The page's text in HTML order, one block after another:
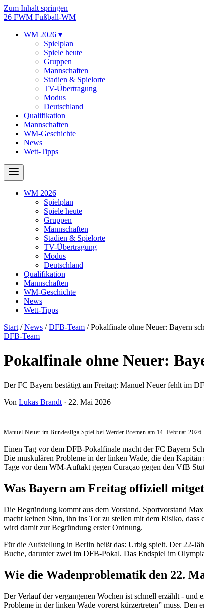
Zum Inhalt springen
26 FWM Fußball-WM
WM 2026 ▾
Spielplan
Spiele heute
Gruppen
Mannschaften
Stadien & Spielorte
TV-Übertragung
Modus
Deutschland
Qualifikation
Mannschaften
WM-Geschichte
News
Wett-Tipps
WM 2026
Spielplan
Spiele heute
Gruppen
Mannschaften
Stadien & Spielorte
TV-Übertragung
Modus
Deutschland
Qualifikation
Mannschaften
WM-Geschichte
News
Wett-Tipps
Start /News /DFB-Team /Pokalfinale ohne Neuer: Bayern
DFB-Team
Pokalfinale ohne Neuer:
Der FC Bayern bestätigt am Freitag: Manuel Neuer fehlt im
Von Lukas Brandt · 22. Mai 2026
Manuel Neuer im Bundesliga-Spiel bei Werder Bremen am 14. Februar
Einen Tag vor dem DFB-Pokalfinale macht der FC Bayern
Die muskulären Probleme in der linken Wade, die den
Tage vor dem WM-Auftakt gegen Curaçao gegen den VfB
Was Bayern am Freitag offiziell
Die Begründung kommt aus dem Vorstand. Sportvorstand
macht keinen Sinn, ihn ins Tor zu stellen mit dem Risiko,
wird damit zur Begründung erster Ordnung.
Für die Aufstellung in Berlin heißt das: Urbig spielt. Der 22-
Buche, darunter zwei im DFB-Pokal. Das Endspiel im
Wie die Wadenproblematik den 22.
Der Verlauf der vergangenen Wochen ist schnell erzählt -
Probleme in der linken Wade vorerst kürzertreten” muss. Den